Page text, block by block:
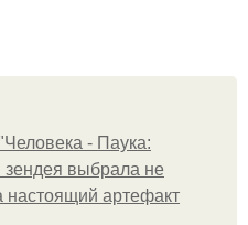
- Паука:
выбрала не
настоящий артефакт